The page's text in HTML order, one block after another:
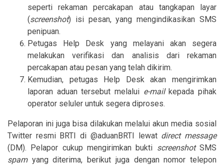
seperti rekaman percakapan atau tangkapan layar
(screenshot) isi pesan, yang mengindikasikan SMS
penipuan.
Petugas Help Desk yang melayani akan segera
melakukan verifikasi dan analisis dari rekaman
percakapan atau pesan yang telah dikirim.
Kemudian, petugas Help Desk akan mengirimkan
laporan aduan tersebut melalui e-mailkepada pihak
operator seluler untuk segera diproses.
Pelaporan ini juga bisa dilakukan melalui akun media sosial
Twitter resmi BRTI di @aduanBRTI lewat direct message
(DM). Pelapor cukup mengirimkan bukti screenshotSMS
spamyang diterima, berikut juga dengan nomor telepon